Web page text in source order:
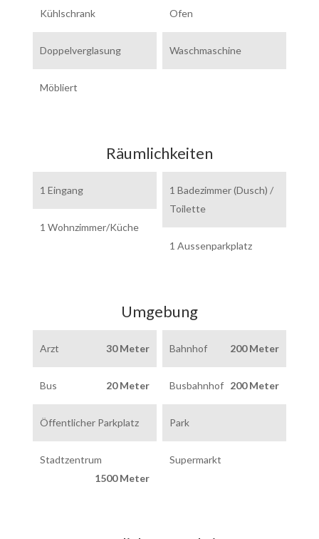
Kühlschrank Ofen
Doppelverglasung Waschmaschine
Möbliert
Räumlichkeiten
1 Eingang
1 Badezimmer (Dusch) /
Toilette
1 Wohnzimmer/Küche
1 Aussenparkplatz
Umgebung
Arzt 30 Meter Bahnhof 200 Meter
Bus 20 Meter Busbahnhof 200 Meter
Öffentlicher Parkplatz Park
Stadtzentrum
1500 Meter
Supermarkt